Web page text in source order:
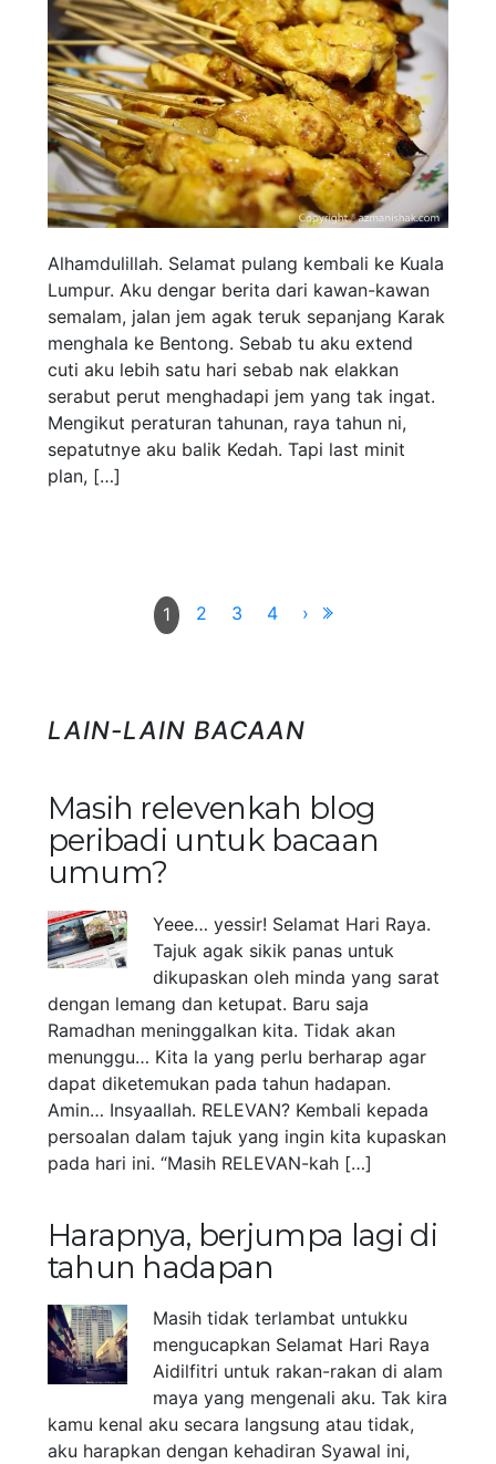
Alhamdulillah. Selamat pulang kembali ke Kuala
Lumpur. Aku dengar berita dari kawan-kawan
semalam, jalan jem agak teruk sepanjang Karak
menghala ke Bentong. Sebab tu aku extend
cuti aku lebih satu hari sebab nak elakkan
serabut perut menghadapi jem yang tak ingat.
Mengikut peraturan tahunan, raya tahun ni,
sepatutnye aku balik Kedah. Tapi last minit
plan, […]
1 2 3 4 ›
LAIN-LAIN BACAAN
Masih relevenkah blog
peribadi untuk bacaan
umum?
Yeee… yessir! Selamat Hari Raya.
Tajuk agak sikik panas untuk
dikupaskan oleh minda yang sarat
dengan lemang dan ketupat. Baru saja
Ramadhan meninggalkan kita. Tidak akan
menunggu… Kita la yang perlu berharap agar
dapat diketemukan pada tahun hadapan.
Amin… Insyaallah. RELEVAN? Kembali kepada
persoalan dalam tajuk yang ingin kita kupaskan
pada hari ini. “Masih RELEVAN-kah […]
Harapnya, berjumpa lagi di
tahun hadapan
Masih tidak terlambat untukku
mengucapkan Selamat Hari Raya
Aidilfitri untuk rakan-rakan di alam
maya yang mengenali aku. Tak kira
kamu kenal aku secara langsung atau tidak,
aku harapkan dengan kehadiran Syawal ini,